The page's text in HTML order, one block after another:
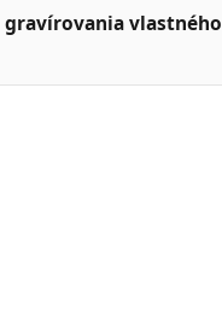
gravírovania vlastného